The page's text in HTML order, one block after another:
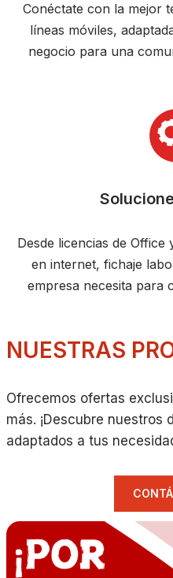
Conéctate con la mejor
líneas móviles,
negocio para una
Desde licencias de
en internet, fichaje
empresa necesita para
NUESTRAS
Ofrecemos ofertas
más. ¡Descubre nuestros
adaptados a tus